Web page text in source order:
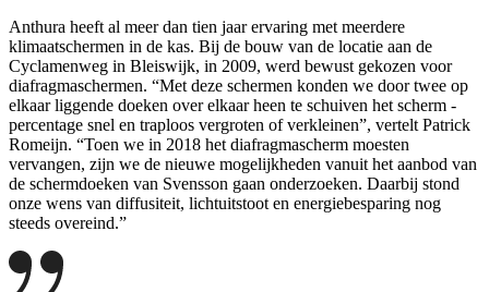
Anthura heeft al meer dan tien jaar ervaring met meerdere
klimaatschermen in de kas. Bij de bouw van de locatie aan de
Cyclamenweg in Bleiswijk, in 2009, werd bewust gekozen voor
diafragmaschermen. “Met deze schermen konden we door twee op
elkaar liggende doeken over elkaar heen te schuiven het scherm ­
percentage snel en traploos vergroten of verkleinen”, vertelt Patrick
Romeijn. “Toen we in 2018 het diafragmascherm moesten
vervangen, zijn we de nieuwe mogelijkheden vanuit het aanbod van
de schermdoeken van Svensson gaan onderzoeken. Daarbij stond
onze wens van diffusiteit, lichtuitstoot en energiebesparing nog
steeds overeind.”